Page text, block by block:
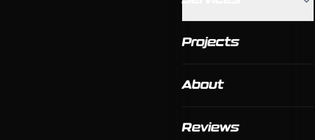
Projects
About
Reviews